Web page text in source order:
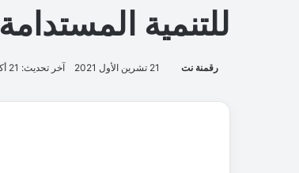
للتنمية المستدامة
رقمنة نت 21 تشرين الأول 2021 آخر تحديث: 21 أكتوبر 2021